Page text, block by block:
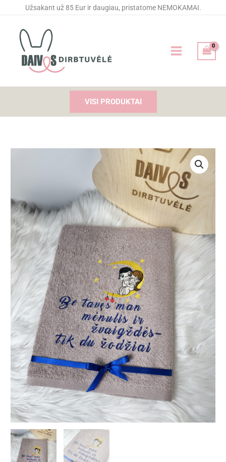
Užsakant už 85 Eur ir daugiau, pristatome NEMOKAMAI.
VISI PRODUKTAI
BE
TAVĘS...